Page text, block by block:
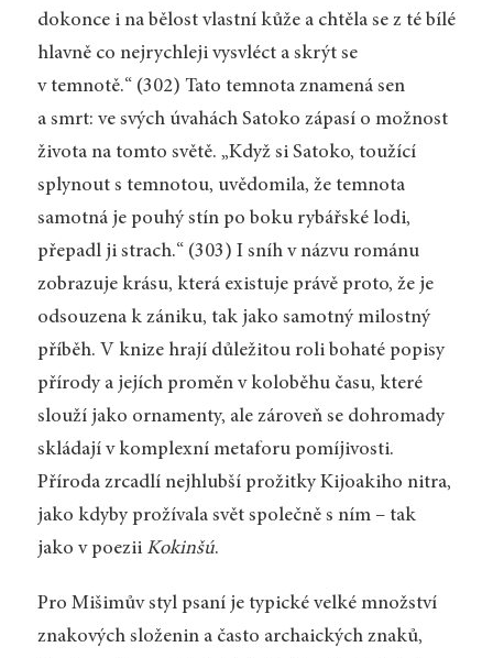
dokonce i na bělost vlastní kůže a chtěla se z té bílé
hlavně co nejrychleji vysvléct a skrýt se
v temnotě.“ (302) Tato temnota znamená sen
a smrt: ve svých úvahách Satoko zápasí o možnost
života na tomto světě. „Když si Satoko, toužící
splynout s temnotou, uvědomila, že temnota
samotná je pouhý stín po boku rybářské lodi,
přepadl ji strach.“ (303) I sníh v názvu románu
zobrazuje krásu, která existuje právě proto, že je
odsouzena k zániku, tak jako samotný milostný
příběh. V knize hrají důležitou roli bohaté popisy
přírody a jejích proměn v koloběhu času, které
slouží jako ornamenty, ale zároveň se dohromady
skládají v komplexní metaforu pomíjivosti.
Příroda zrcadlí nejhlubší prožitky Kijoaki­ho nitra,
jako kdyby prožívala svět společně s ním – tak
jako v poezii Kokinšú.
Pro Mišimův styl psaní je typické velké množství
znakových složenin a často archaických znaků,